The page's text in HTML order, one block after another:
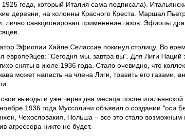
года, который Италия сама подписала).
деревни, на колонны Красного Креста. Маршал
лично санкционировал применение газов. Эфиопы
Эфиопии Хайле Селассие покинул столицу. Во
европейцев: "Сегодня мы, завтра вы". Для Лиги Наций
сняты в июле 1936 года. Стало очевидно, что
может напасть на члена Лиги, травить его газами,
свои выводы и уже через два месяца после
1936 года Муссолини объявил о создании "оси
Чехословакия, Польша – все это стало
агрессора никто не будет.